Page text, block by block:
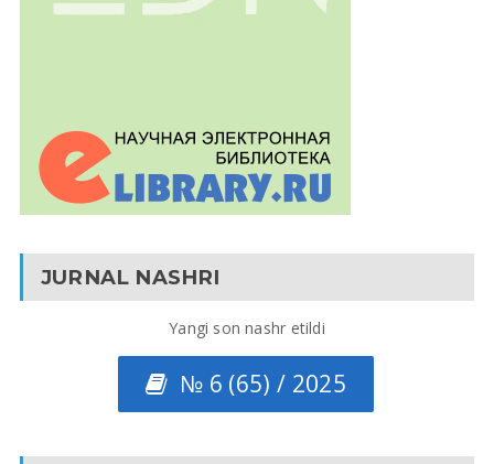
JURNAL NASHRI
Yangi son nashr etildi
№ 6 (65) / 2025